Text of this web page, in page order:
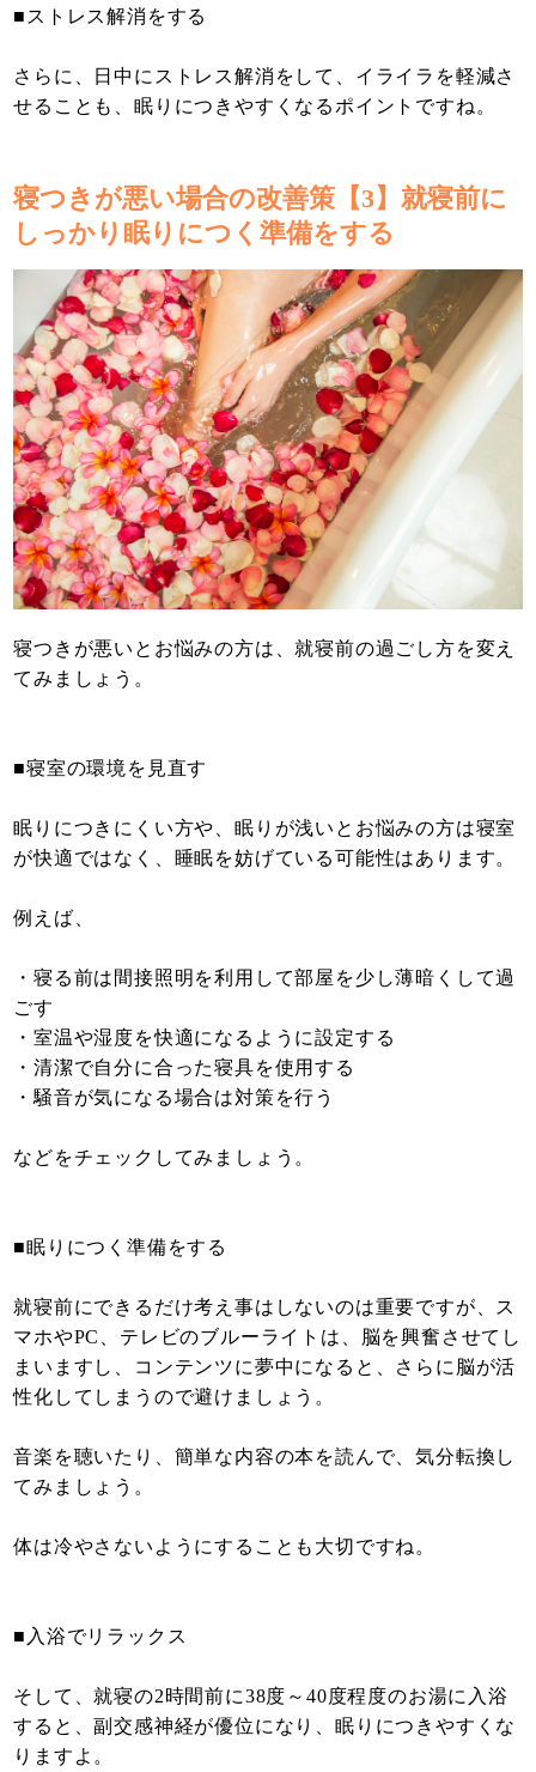
■ストレス解消をする
さらに、日中にストレス解消をして、イライラを軽減さ
せることも、眠りにつきやすくなるポイントですね。
寝つきが悪い場合の改善策【3】就寝前に
しっかり眠りにつく準備をする
寝つきが悪いとお悩みの方は、就寝前の過ごし方を変え
てみましょう。
■寝室の環境を見直す
眠りにつきにくい方や、眠りが浅いとお悩みの方は寝室
が快適ではなく、睡眠を妨げている可能性はあります。
例えば、
・寝る前は間接照明を利用して部屋を少し薄暗くして過
ごす
・室温や湿度を快適になるように設定する
・清潔で自分に合った寝具を使用する
・騒音が気になる場合は対策を行う
などをチェックしてみましょう。
■眠りにつく準備をする
就寝前にできるだけ考え事はしないのは重要ですが、ス
マホやPC、テレビのブルーライトは、脳を興奮させてし
まいますし、コンテンツに夢中になると、さらに脳が活
性化してしまうので避けましょう。
音楽を聴いたり、簡単な内容の本を読んで、気分転換し
てみましょう。
体は冷やさないようにすることも大切ですね。
■入浴でリラックス
そして、就寝の2時間前に38度～40度程度のお湯に入浴
すると、副交感神経が優位になり、眠りにつきやすくな
りますよ。